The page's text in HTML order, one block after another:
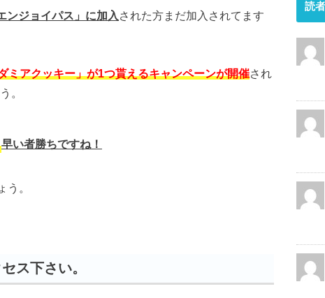
ンジョイパス」に加入 された方まだ加入されてます
ミアクッキー」が1つ貰えるキャンペーンが開催され
。
早い者勝ちですね！
。
ス下さい。
読